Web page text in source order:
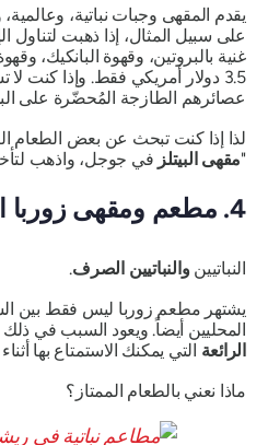
يقدم المقهى وجبات نباتية، وعالمية،
على سبيل المثال، إذا ذهبت لتناول
غنية بالبروتين، وقهوة البانكيك،
3.5 دولار أمريكي فقط. وإذا كنت لا
عصائرهم الطازجة المُحضّرة على
لذا إذا كنت تبحث عن بعض الطعام
مقهى البيتلزفي جوجل، واذهب
4. مطعم ومقهى زوربا العضوي
النباتيينوالنباتيين الصرف.
يشتهر مطعم زوربا ليس فقط بين
المحليين أيضاً. ويعود السبب في ذلك
الرائعةالتي يمكنك الاستمتاع بها
ماذا نعني بالطعام الممتاز؟